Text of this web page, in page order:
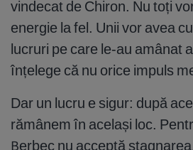
vindecat de Chiron. Nu toți
energie la fel. Unii vor avea
lucruri pe care le-au amânat
înțelege că nu orice impuls
Dar un lucru e sigur: după
rămânem în același loc.
Berbec nu acceptă